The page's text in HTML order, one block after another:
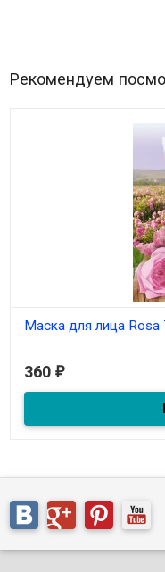
Рекомендуем
Маска для лица Rosa
360 ₽